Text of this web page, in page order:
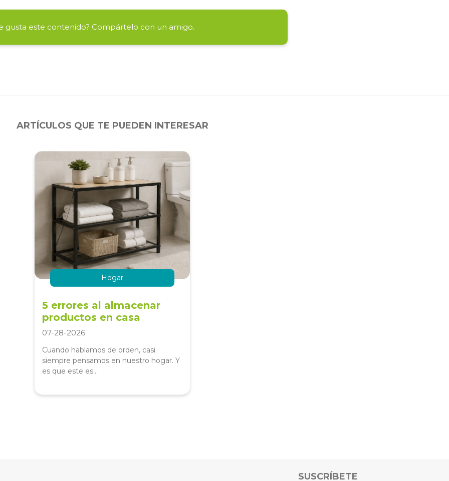
gusta este contenido? Compártelo con un amigo.
ARTÍCULOS QUE TE PUEDEN INTERESAR
5 errores al almacenar
productos en casa
07-28-2026
Cuando hablamos de orden, casi
siempre pensamos en nuestro hogar. Y
es que este es...
Hogar
SUSCRÍBETE